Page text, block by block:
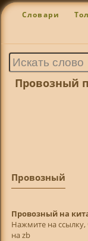
Словари
Провозный
Провозный
Провозный на
Нажмите на ссылку,
на zb